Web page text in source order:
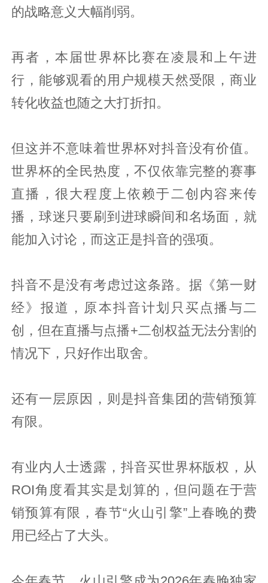
的战略意义大幅削弱。
再者，本届世界杯比赛在凌晨和上午进
行，能够观看的用户规模天然受限，商业
转化收益也随之大打折扣。
但这并不意味着世界杯对抖音没有价值。
世界杯的全民热度，不仅依靠完整的赛事
直播，很大程度上依赖于二创内容来传
播，球迷只要刷到进球瞬间和名场面，就
能加入讨论，而这正是抖音的强项。
抖音不是没有考虑过这条路。据《第一财
经》报道，原本抖音计划只买点播与二
创，但在直播与点播+二创权益无法分割的
情况下，只好作出取舍。
还有一层原因，则是抖音集团的营销预算
有限。
有业内人士透露，抖音买世界杯版权，从
ROI角度看其实是划算的，但问题在于营
销预算有限，春节“火山引擎”上春晚的费
用已经占了大头。